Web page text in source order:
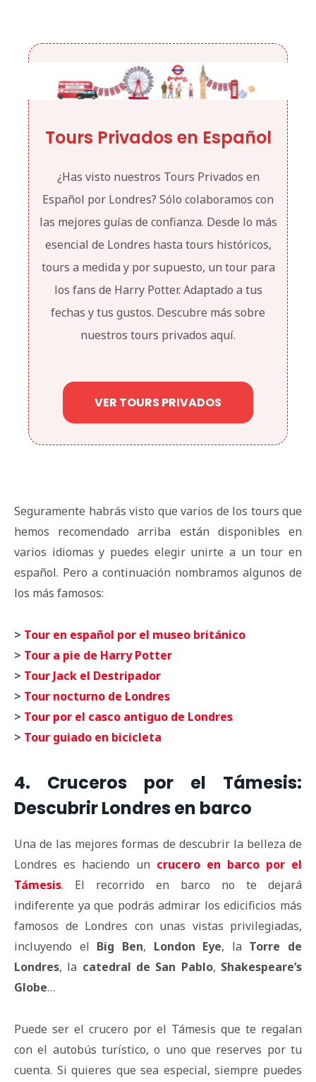
Tours Privados en Español
¿Has visto nuestros Tours Privados en
Español por Londres? Sólo colaboramos con
las mejores guías de confianza. Desde lo más
esencial de Londres hasta tours históricos,
tours a medida y por supuesto, un tour para
los fans de Harry Potter. Adaptado a tus
fechas y tus gustos. Descubre más sobre
nuestros tours privados aquí.
VER TOURS PRIVADOS
Seguramente habrás visto que varios de los tours que
hemos recomendado arriba están disponibles en
varios idiomas y puedes elegir unirte a un tour en
español. Pero a continuación nombramos algunos de
los más famosos:
> Tour en español por el museo británico
> Tour a pie de Harry Potter
> Tour Jack el Destripador
> Tour nocturno de Londres
> Tour por el casco antiguo de Londres
> Tour guiado en bicicleta
4. Cruceros por el Támesis:
Descubrir Londres en barco
Una de las mejores formas de descubrir la belleza de
Londres es haciendo un crucero en barco por el
Támesis. El recorrido en barco no te dejará
indiferente ya que podrás admirar los edicificios más
famosos de Londres con unas vistas privilegiadas,
incluyendo el Big Ben, London Eye, la Torre de
Londres, la catedral de San Pablo, Shakespeare’s
Globe…
Puede ser el crucero por el Támesis que te regalan
con el autobús turístico, o uno que reserves por tu
cuenta. Si quieres que sea especial, siempre puedes